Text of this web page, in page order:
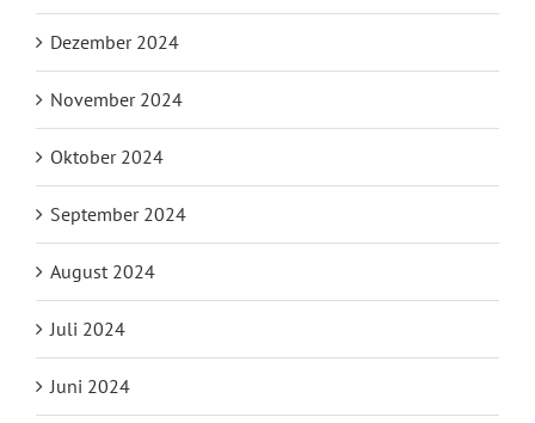
Dezember 2024
November 2024
Oktober 2024
September 2024
August 2024
Juli 2024
Juni 2024